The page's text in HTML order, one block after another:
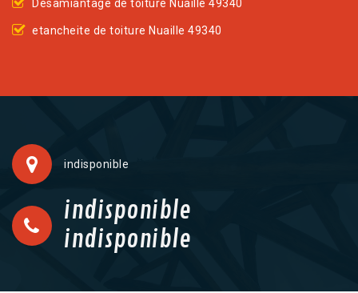
Désamiantage de toiture Nuaille 49340
etancheite de toiture Nuaille 49340
indisponible
indisponible
indisponible